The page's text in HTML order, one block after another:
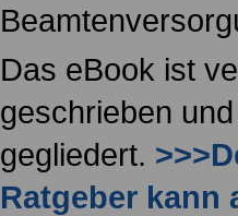
Das eBook ist
geschrieben
gegliedert.
Ratgeber kann